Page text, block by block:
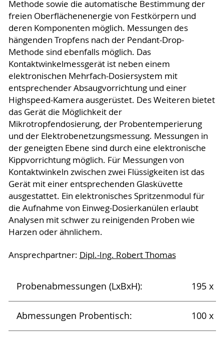
Methode sowie die automatische Bestimmung der
freien Oberflächenenergie von Festkörpern und
deren Komponenten möglich. Messungen des
hängenden Tropfens nach der Pendant-Drop-
Methode sind ebenfalls möglich. Das
Kontaktwinkelmessgerät ist neben einem
elektronischen Mehrfach-Dosiersystem mit
entsprechender Absaugvorrichtung und einer
Highspeed-Kamera ausgerüstet. Des Weiteren bietet
das Gerät die Möglichkeit der
Mikrotropfendosierung, der Probentemperierung
und der Elektrobenetzungsmessung. Messungen in
der geneigten Ebene sind durch eine elektronische
Kippvorrichtung möglich. Für Messungen von
Kontaktwinkeln zwischen zwei Flüssigkeiten ist das
Gerät mit einer entsprechenden Glasküvette
ausgestattet. Ein elektronisches Spritzenmodul für
die Aufnahme von Einweg-Dosierkanülen erlaubt
Analysen mit schwer zu reinigenden Proben wie
Harzen oder ähnlichem.
Ansprechpartner: Dipl.-Ing. Robert Thomas
Probenabmessungen (LxBxH): 195 x
Abmessungen Probentisch: 100 x